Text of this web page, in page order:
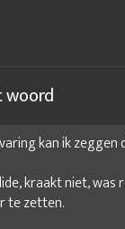
woord
kan ik zeggen
kraakt niet, was
te zetten.